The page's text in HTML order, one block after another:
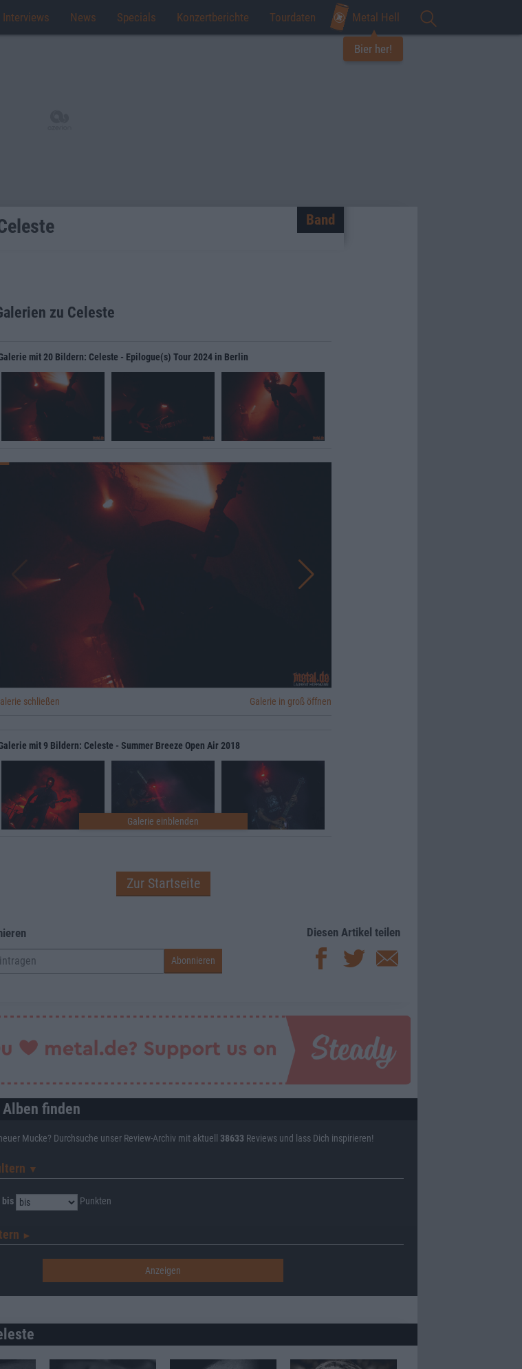
Interviews News Specials Konzertberichte Tourdaten Metal Hell
Bier her!
Band
zu Celeste
mit 20 Bildern: Celeste - Epilogue(s) Tour 2024 in Berlin
schließen Galerie in groß öffnen
mit 9 Bildern: Celeste - Summer Breeze Open Air 2018
Zur Startseite
Diesen Artikel teilen
Alben finden
Mucke? Durchsuche unser Review-Archiv mit aktuell 38633 Reviews und lass Dich inspirieren!
▼︎
bis Punkten
►︎